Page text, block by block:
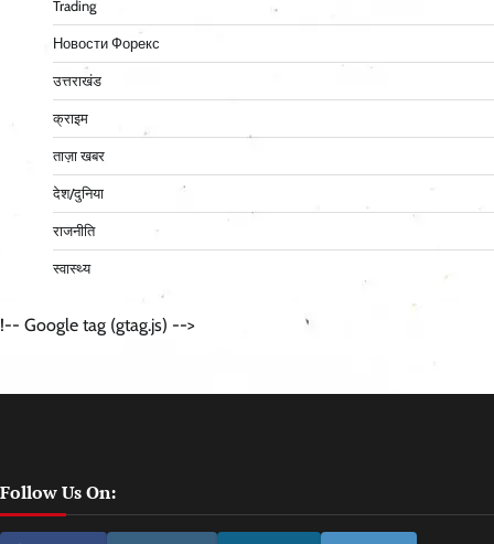
Trading
Новости Форекс
उत्तराखंड
क्राइम
ताज़ा खबर
देश/दुनिया
राजनीति
स्वास्थ्य
!-- Google tag (gtag.js) -->
Follow Us On: